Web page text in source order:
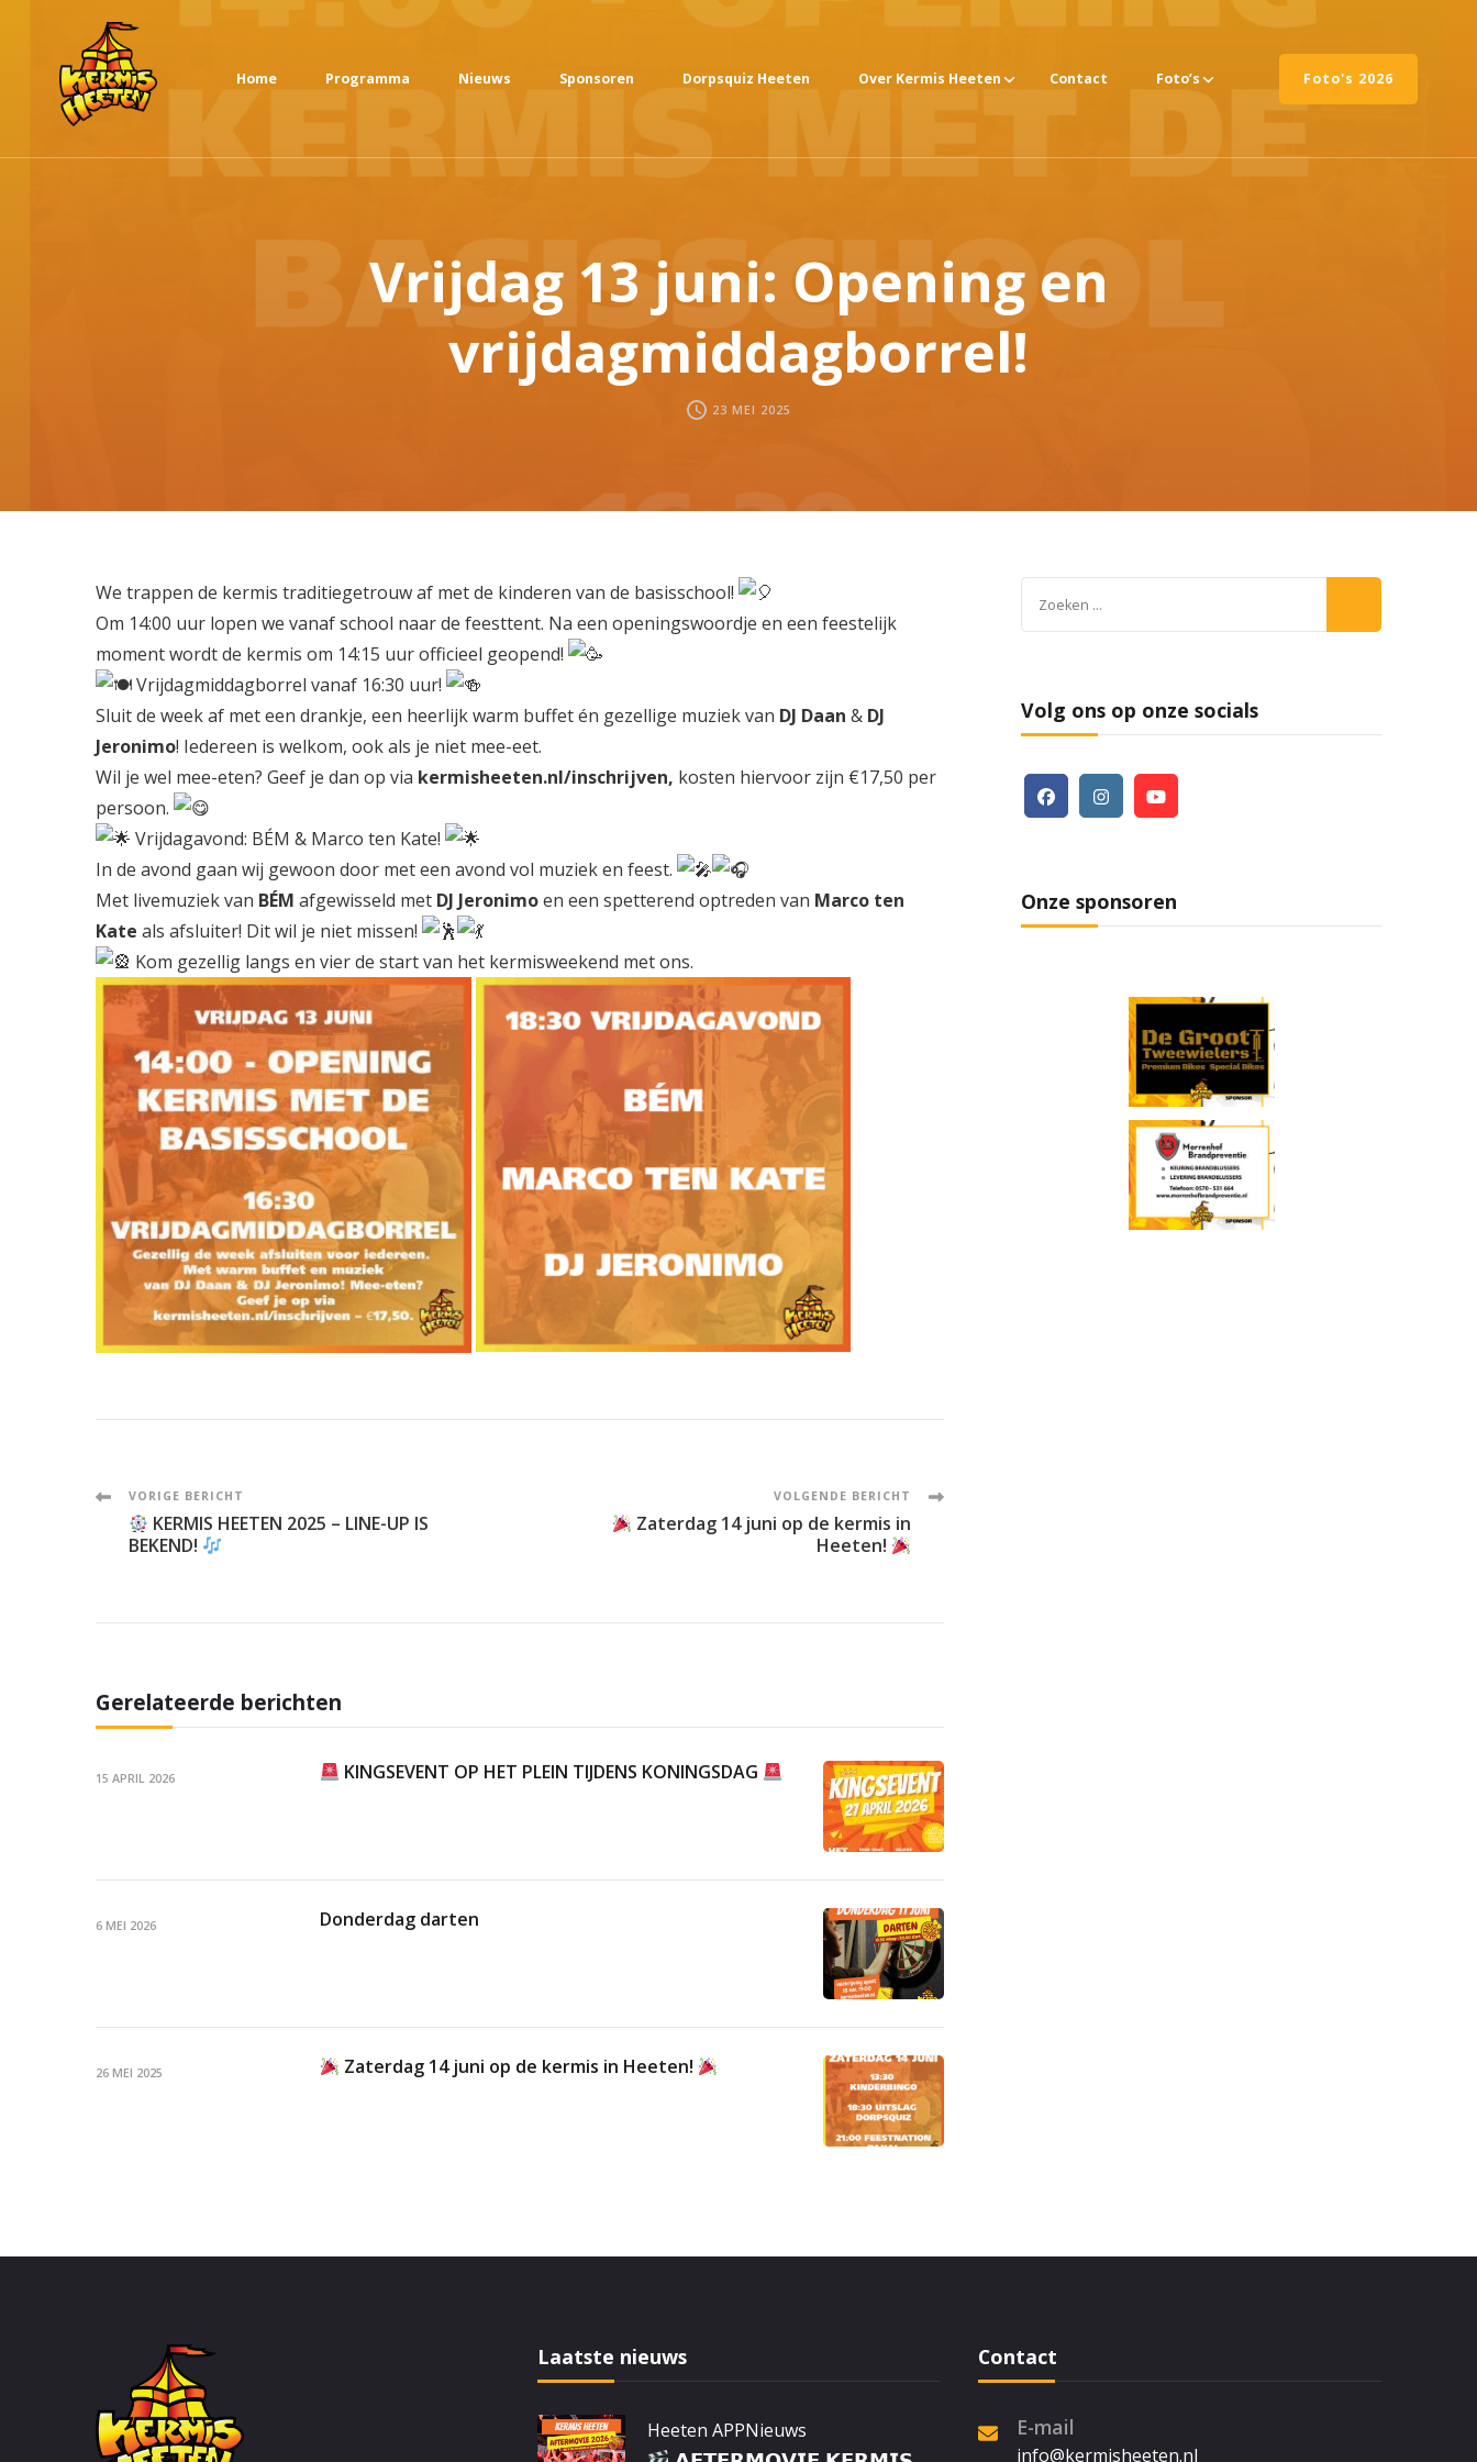
Home Programma Nieuws Sponsoren Dorpsquiz Heeten Over Kermis Heeten Contact Foto’s Foto's 2026
Vrijdag 13 juni: Opening en
vrijdagmiddagborrel!
23 MEI 2025
We trappen de kermis traditiegetrouw af met de kinderen van de basisschool!
Om 14:00 uur lopen we vanaf school naar de feesttent. Na een openingswoordje en een feestelijk
moment wordt de kermis om 14:15 uur officieel geopend!
Vrijdagmiddagborrel vanaf 16:30 uur!
Sluit de week af met een drankje, een heerlijk warm buffet én gezellige muziek van DJ Daan & DJ
Jeronimo! Iedereen is welkom, ook als je niet mee-eet.
Wil je wel mee-eten? Geef je dan op via kermisheeten.nl/inschrijven, kosten hiervoor zijn €17,50 per
persoon.
Vrijdagavond: BÉM & Marco ten Kate!
In de avond gaan wij gewoon door met een avond vol muziek en feest.
Met livemuziek van BÉM afgewisseld met DJ Jeronimoen een spetterend optreden van Marco ten
Kate als afsluiter! Dit wil je niet missen!
Kom gezellig langs en vier de start van het kermisweekend met ons.
Post
Navigation
VORIGE BERICHT
KERMIS HEETEN 2025 – LINE-UP IS
BEKEND!
VOLGENDE BERICHT
Zaterdag 14 juni op de kermis in
Heeten!
Gerelateerde berichten
15 APRIL 2026 KINGSEVENT OP HET PLEIN TIJDENS KONINGSDAG
6 MEI 2026 Donderdag darten
26 MEI 2025 Zaterdag 14 juni op de kermis in Heeten!
Volg ons op onze socials
Onze sponsoren
Laatste nieuws
Heeten APPNieuws
Contact
E-mail
info@kermisheeten.nl